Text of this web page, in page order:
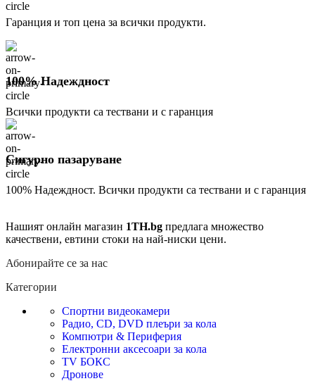
Гаранция и топ цена за всички продукти.
100% Надеждност
Всички продукти са тествани и с гаранция
Сигурно пазаруване
100% Надеждност. Всички продукти са тествани и с гаранция
Нашият онлайн магазин 1TH.bg предлага множество
качествени, евтини стоки на най-ниски цени.
Абонирайте се за нас
Категории
Спортни видеокамери
Радио, CD, DVD плеъри за кола
Компютри & Периферия
Електронни аксесоари за кола
TV БОКС
Дронове